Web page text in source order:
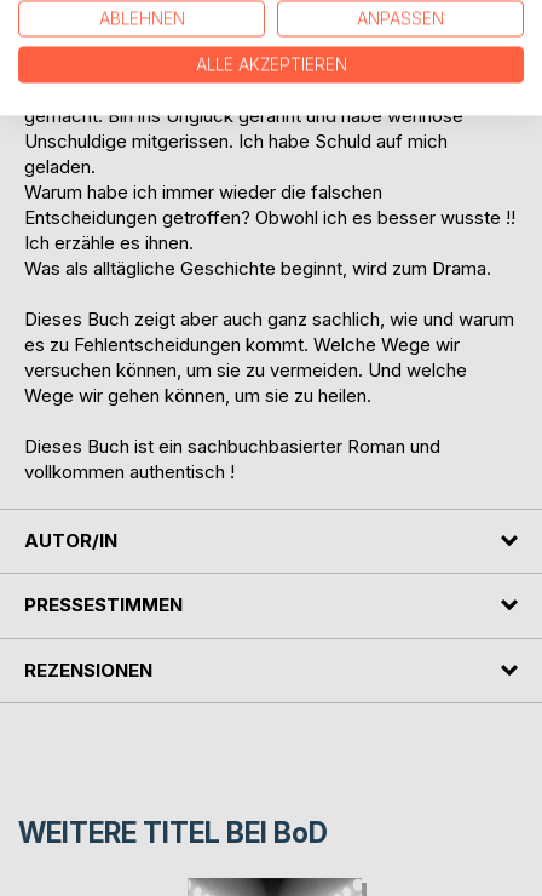
schauen; ganz privat in meine Beziehungen. Und auch in
meines als Kriminalist.
Was mich seit vielen Jahren beschäftigt - ich habe mit
meinem Leben und meinem Wirken Viele unglücklich
gemacht. Bin ins Unglück gerannt und habe wehrlose
Unschuldige mitgerissen. Ich habe Schuld auf mich
geladen.
Warum habe ich immer wieder die falschen
Entscheidungen getroffen? Obwohl ich es besser wusste !!
Ich erzähle es ihnen.
Was als alltägliche Geschichte beginnt, wird zum Drama.
Dieses Buch zeigt aber auch ganz sachlich, wie und warum
es zu Fehlentscheidungen kommt. Welche Wege wir
versuchen können, um sie zu vermeiden. Und welche
Wege wir gehen können, um sie zu heilen.
Dieses Buch ist ein sachbuchbasierter Roman und
vollkommen authentisch !
AUTOR/IN
PRESSESTIMMEN
REZENSIONEN
WEITERE TITEL BEI BoD
ABLEHNEN ANPASSEN
ALLE AKZEPTIEREN